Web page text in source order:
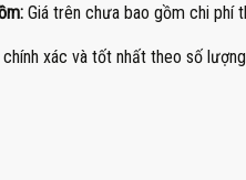
Giá trên chưa bao gồm chi phí
xác và tốt nhất theo số